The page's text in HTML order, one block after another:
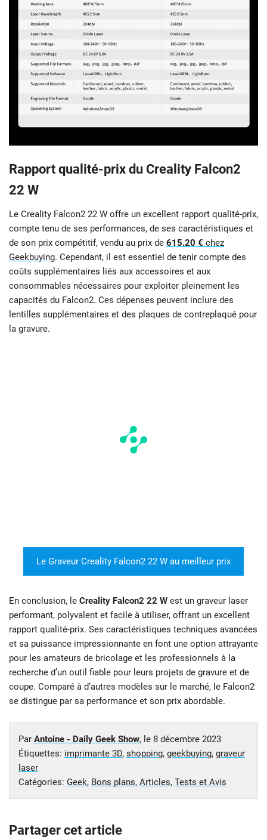
Rapport qualité-prix du Creality Falcon2
22 W
Le Creality Falcon2 22 W offre un excellent rapport qualité-prix,
compte tenu de ses performances, de ses caractéristiques et
de son prix compétitif, vendu au prix de 615.20 € chez
Geekbuying. Cependant, il est essentiel de tenir compte des
coûts supplémentaires liés aux accessoires et aux
consommables nécessaires pour exploiter pleinement les
capacités du Falcon2. Ces dépenses peuvent inclure des
lentilles supplémentaires et des plaques de contreplaqué pour
la gravure.
Le Graveur Creality Falcon2 22 W au meilleur prix
En conclusion, le Creality Falcon2 22 W est un graveur laser
performant, polyvalent et facile à utiliser, offrant un excellent
rapport qualité-prix. Ses caractéristiques techniques avancées
et sa puissance impressionnante en font une option attrayante
pour les amateurs de bricolage et les professionnels à la
recherche d’un outil fiable pour leurs projets de gravure et de
coupe. Comparé à d’autres modèles sur le marché, le Falcon2
se distingue par sa performance et son prix abordable.
Par Antoine - Daily Geek Show, le 8 décembre 2023
Étiquettes: imprimante 3D, shopping, geekbuying, graveur
laser
Catégories: Geek, Bons plans, Articles, Tests et Avis
Partager cet article